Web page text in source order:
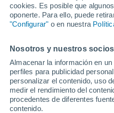
cookies. Es posible que
oponerte. Para ello, puede
"Configurar" o en nuestra
Nosotros y nuestros
Almacenar la información en
perfiles para publicidad
personalizar el contenido, uso
medir el rendimiento del
procedentes de diferentes
contenido.
Las
personas